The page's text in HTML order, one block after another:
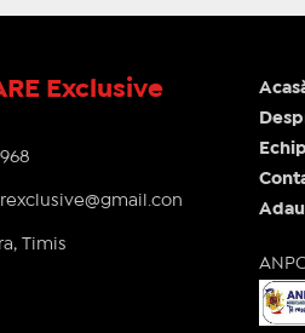
Exclusive
Timis